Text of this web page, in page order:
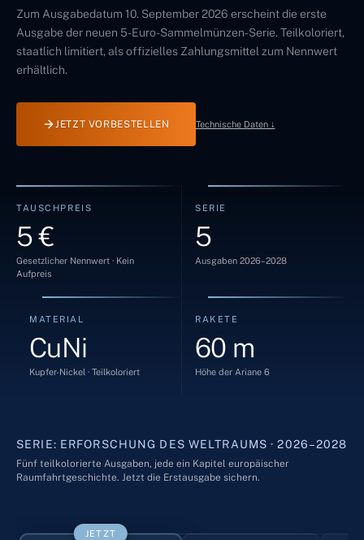
Zum Ausgabedatum 10. September 2026 erscheint die erste
Ausgabe der neuen 5-Euro-Sammelmünzen-Serie. Teilkoloriert,
staatlich limitiert, als offizielles Zahlungsmittel zum Nennwert
erhältlich.
JETZT VORBESTELLEN Technische Daten ↓
TAUSCHPREIS
5 €
Gesetzlicher Nennwert · Kein
Aufpreis
SERIE
5
Ausgaben 2026–2028
MATERIAL
CuNi
Kupfer-Nickel · Teilkoloriert
RAKETE
60 m
Höhe der Ariane 6
SERIE: ERFORSCHUNG DES WELTRAUMS · 2026–2028
Fünf teilkolorierte Ausgaben, jede ein Kapitel europäischer
Raumfahrtgeschichte. Jetzt die Erstausgabe sichern.
JETZT